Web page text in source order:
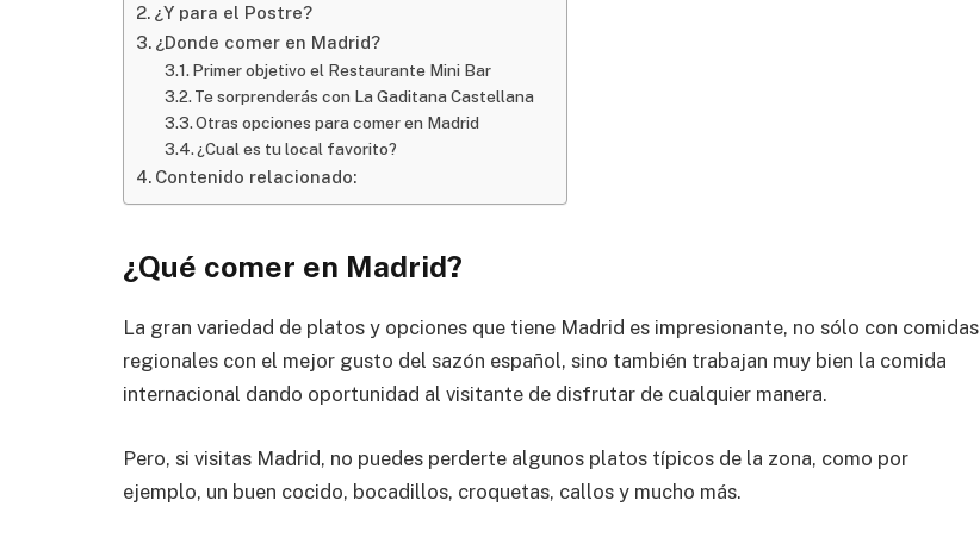
¿Y para el Postre?
¿Donde comer en Madrid?
Primer objetivo el Restaurante Mini Bar
Te sorprenderás con La Gaditana Castellana
Otras opciones para comer en Madrid
¿Cual es tu local favorito?
Contenido relacionado:
¿Qué comer en Madrid?
La gran variedad de platos y opciones que tiene Madrid es impresionante, no sólo con comidas
regionales con el mejor gusto del sazón español, sino también trabajan muy bien la comida
internacional dando oportunidad al visitante de disfrutar de cualquier manera.
Pero, si visitas Madrid, no puedes perderte algunos platos típicos de la zona, como por
ejemplo, un buen cocido, bocadillos, croquetas, callos y mucho más.